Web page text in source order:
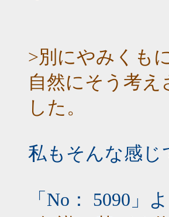
>別にやみくも
自然にそう考
した。
私もそんな感
「No： 5090」